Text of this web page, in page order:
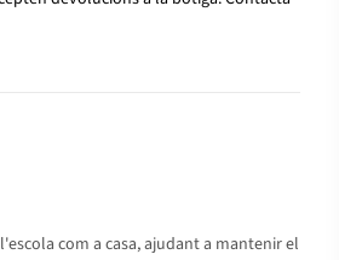
com a casa, ajudant a mantenir el